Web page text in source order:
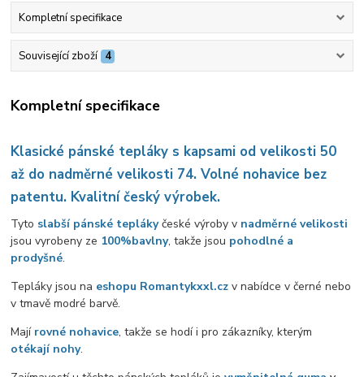
Kompletní specifikace
Související zboží 4
Kompletní specifikace
Klasické pánské tepláky s kapsami od velikosti 50
až do nadměrné velikosti 74. Volné nohavice bez
patentu. Kvalitní český výrobek.
Tyto slabší pánské teplákyčeské výroby v nadměrné velikosti
jsou vyrobeny ze 100%bavlny, takže jsou pohodlné a
prodyšné.
Tepláky jsou na eshopu Romantykxxl.cz v nabídce v černé nebo
v tmavě modré barvě.
Mají rovné nohavice, takže se hodí i pro zákazníky, kterým
otékají nohy.